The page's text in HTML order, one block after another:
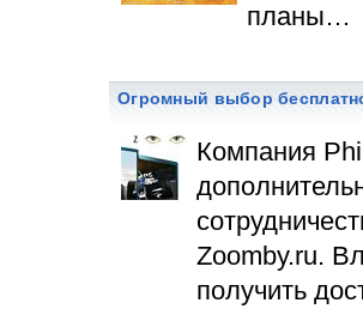
планы…
Огромный выбор
Компания
Zoomby.ru.
получить